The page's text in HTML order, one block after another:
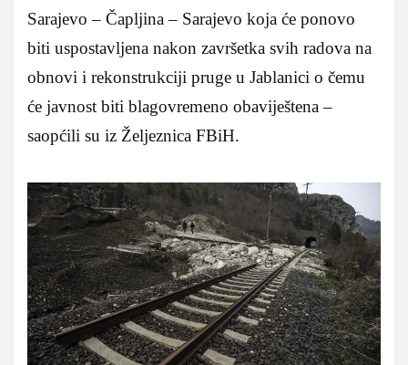
Sarajevo – Čapljina – Sarajevo koja će ponovo
biti uspostavljena nakon završetka svih radova na
obnovi i rekonstrukciji pruge u Jablanici o čemu
će javnost biti blagovremeno obaviještena –
saopćili su iz Željeznica FBiH.